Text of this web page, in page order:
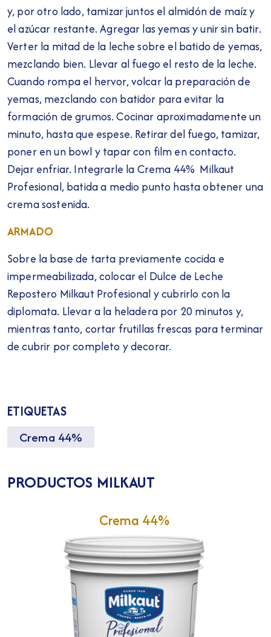
y, por otro lado, tamizar juntos el almidón de maíz y
el azúcar restante. Agregar las yemas y unir sin batir.
Verter la mitad de la leche sobre el batido de yemas,
mezclando bien. Llevar al fuego el resto de la leche.
Cuando rompa el hervor, volcar la preparación de
yemas, mezclando con batidor para evitar la
formación de grumos. Cocinar aproximadamente un
minuto, hasta que espese. Retirar del fuego, tamizar,
poner en un bowl y tapar con film en contacto.
Dejar enfriar. Integrarle la Crema 44% Milkaut
Profesional, batida a medio punto hasta obtener una
crema sostenida.
ARMADO
Sobre la base de tarta previamente cocida e
impermeabilizada, colocar el Dulce de Leche
Repostero Milkaut Profesional y cubrirlo con la
diplomata. Llevar a la heladera por 20 minutos y,
mientras tanto, cortar frutillas frescas para terminar
de cubrir por completo y decorar.
ETIQUETAS
Crema 44%
PRODUCTOS MILKAUT
Crema 44%